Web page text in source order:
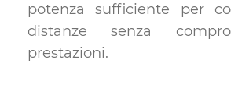
potenza sufficiente per
distanze senza
prestazioni.